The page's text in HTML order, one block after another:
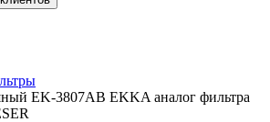
EK-3807AB EKKA аналог фильтра